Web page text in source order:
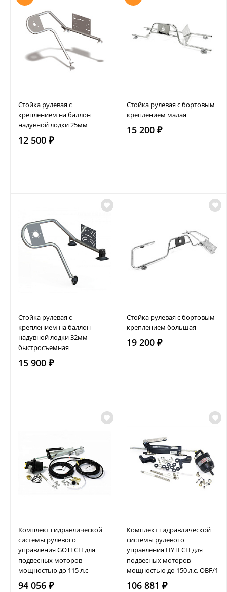
Стойка рулевая с
креплением на баллон
надувной лодки 25мм
12 500 ₽
Стойка рулевая с бортовым
креплением малая
15 200 ₽
Стойка рулевая с
креплением на баллон
надувной лодки 32мм
быстросъемная
15 900 ₽
Стойка рулевая с бортовым
креплением большая
19 200 ₽
Комплект гидравлической
системы рулевого
управления GOTECH для
подвесных моторов
мощностью до 115 л.с
94 056 ₽
Комплект гидравлической
системы рулевого
управления HYTECH для
подвесных моторов
мощностью до 150 л.с. OBF/1
106 881 ₽